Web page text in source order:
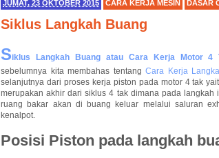
JUMAT, 23 OKTOBER 2015 CARA KERJA MESIN DASAR
Siklus Langkah Buang
Siklus Langkah Buang atau Cara Kerja Motor
sebelumnya kita membahas tentang Cara Kerja
selanjutnya dari proses kerja piston pada motor 4 tak
merupakan akhir dari siklus 4 tak dimana pada
ruang bakar akan di buang keluar melalui saluran
kenalpot.
Posisi Piston pada langkah